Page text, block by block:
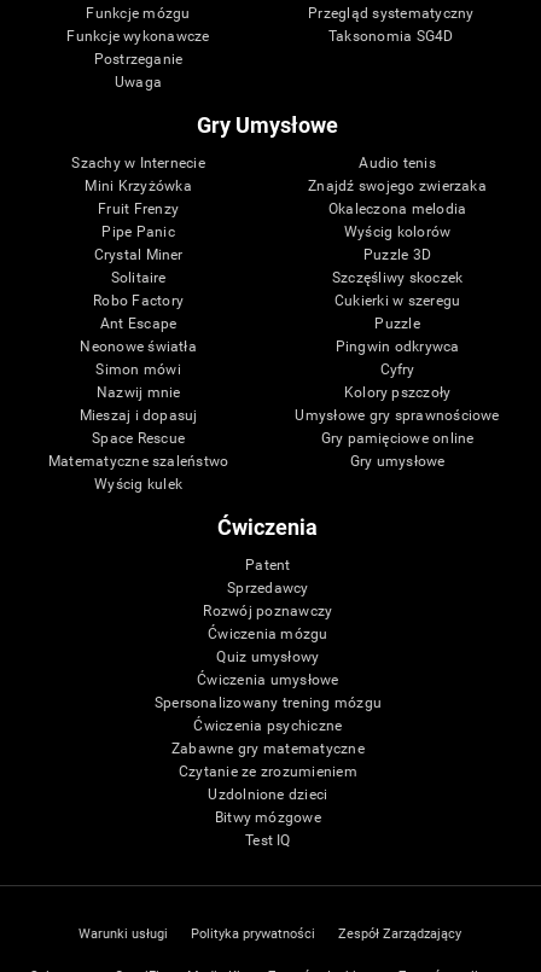
Funkcje mózgu
Funkcje wykonawcze
Postrzeganie
Uwaga
Przegląd systematyczny
Taksonomia SG4D
Gry Umysłowe
Szachy w Internecie
Mini Krzyżówka
Fruit Frenzy
Pipe Panic
Crystal Miner
Solitaire
Robo Factory
Ant Escape
Neonowe światła
Simon mówi
Nazwij mnie
Mieszaj i dopasuj
Space Rescue
Matematyczne szaleństwo
Wyścig kulek
Audio tenis
Znajdź swojego zwierzaka
Okaleczona melodia
Wyścig kolorów
Puzzle 3D
Szczęśliwy skoczek
Cukierki w szeregu
Puzzle
Pingwin odkrywca
Cyfry
Kolory pszczoły
Umysłowe gry sprawnościowe
Gry pamięciowe online
Gry umysłowe
Ćwiczenia
Patent
Sprzedawcy
Rozwój poznawczy
Ćwiczenia mózgu
Quiz umysłowy
Ćwiczenia umysłowe
Spersonalizowany trening mózgu
Ćwiczenia psychiczne
Zabawne gry matematyczne
Czytanie ze zrozumieniem
Uzdolnione dzieci
Bitwy mózgowe
Test IQ
Warunki usługi Polityka prywatności Zespół Zarządzający